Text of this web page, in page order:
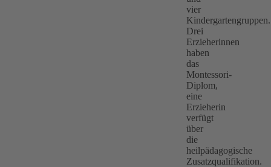
vier
Kindergartengruppen.
Drei
Erzieherinnen
haben
das
Montessori-
Diplom,
eine
Erzieherin
verfügt
über
die
heilpädagogische
Zusatzqualifikation.